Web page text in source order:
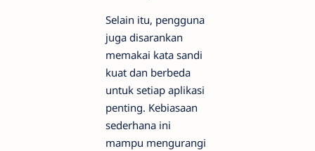
Selain itu, pengguna
juga disarankan
memakai kata sandi
kuat dan berbeda
untuk setiap aplikasi
penting. Kebiasaan
sederhana ini
mampu mengurangi